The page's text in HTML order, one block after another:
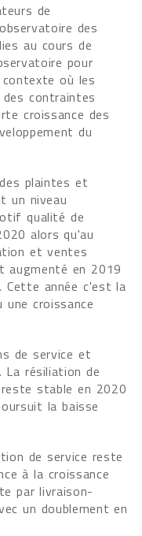
de
des
au cours de
pour
où les
contraintes
croissance des
du
plaintes et
un niveau
qualité de
alors qu'au
et ventes
augmenté en 2019
Cette année c'est la
croissance
de service et
résiliation de
stable en 2020
la baisse
de service reste
à la croissance
par livraison-
un doublement en